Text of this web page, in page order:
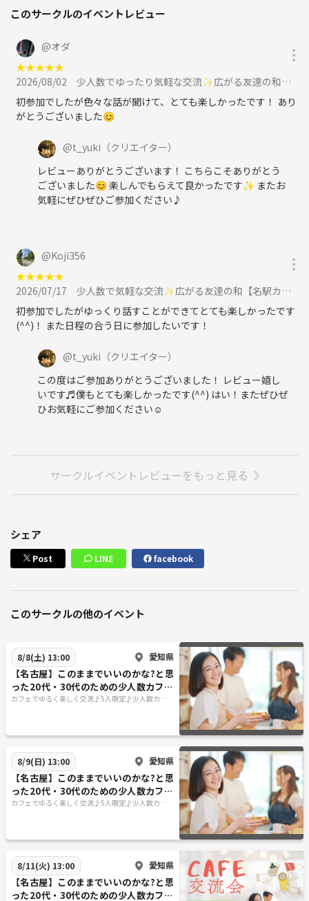
このサークルのイベントレビュー
@オダ
★★★★★
2026/08/02
少人数でゆったり気軽な交流✨広がる友達の和【名駅カフェ☕】に参加
初参加でしたが色々な話が聞けて、とても楽しかったです！ あり
がとうございました😊
@t_yuki （クリエイター）
レビューありがとうございます！ こちらこそありがとう
ございました😊 楽しんでもらえて良かったです✨ またお
気軽にぜひぜひご参加ください♪
@Koji356
★★★★★
2026/07/17
少人数で気軽な交流✨広がる友達の和【名駅カフェ☕】に参加
初参加でしたがゆっくり話すことができてとても楽しかったです
(^^)！ また日程の合う日に参加したいです！
@t_yuki （クリエイター）
この度はご参加ありがとうございました！ レビュー嬉し
いです♬僕もとても楽しかったです(^^) はい！またぜひぜ
ひお気軽にご参加ください☺️
サークルイベントレビューをもっと見る
シェア
Post LINE facebook
このサークルの他のイベント
8/8(土) 13:00 愛知県
【名古屋】このままでいいのかな?と思
った20代・30代のための少人数カフェ
会☕将来・働き方・価値観を話そう✨
カフェでゆるく楽しく交流♪5人限定♪少人数カフェ
8/9(日) 13:00 愛知県
【名古屋】このままでいいのかな?と思
った20代・30代のための少人数カフェ
会☕将来・働き方・価値観を話そう✨
カフェでゆるく楽しく交流♪5人限定♪少人数カフェ
8/11(火) 13:00 愛知県
【名古屋】このままでいいのかな?と思
った20代・30代のための少人数カフェ